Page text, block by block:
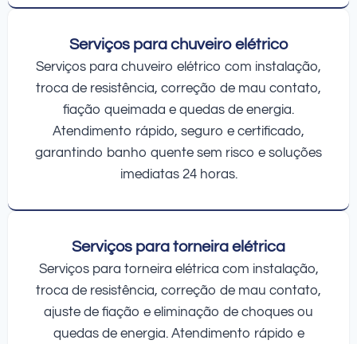
Serviços para chuveiro elétrico
Serviços para chuveiro elétrico com instalação,
troca de resistência, correção de mau contato,
fiação queimada e quedas de energia.
Atendimento rápido, seguro e certificado,
garantindo banho quente sem risco e soluções
imediatas 24 horas.
Serviços para torneira elétrica
Serviços para torneira elétrica com instalação,
troca de resistência, correção de mau contato,
ajuste de fiação e eliminação de choques ou
quedas de energia. Atendimento rápido e